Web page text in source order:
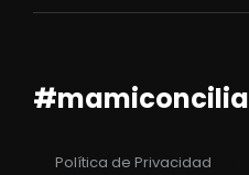
#mamiconcilia
Política de Privacidad